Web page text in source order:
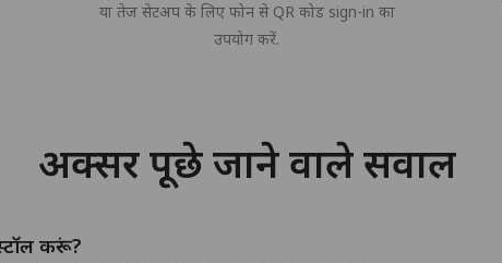
या तेज सेटअप के लिए फोन से QR कोड sign-in का
उपयोग करें.
अक्सर पूछे जाने वाले सवाल
करूं?